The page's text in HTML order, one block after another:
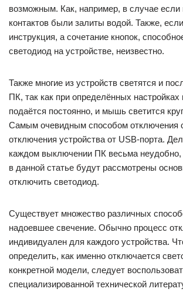
возможным. Как, например, в случае если
контактов были залиты водой. Также,
инструкция, а сочетание кнопок,
светодиод на устройстве, неизвестно.
Также многие из устройств светятся и
ПК, так как при определённых настройках
подаётся постоянно, и мышь светится
Самым очевидным способом отключения
отключения устройства от USB-порта.
каждом выключении ПК весьма неудобно,
в данной статье будут рассмотрены
отключить светодиод.
Существует множество различных
надоевшее свечение. Обычно процесс
индивидуален для каждого устройства.
определить, как именно отключается
конкретной модели, следует
специализированной технической